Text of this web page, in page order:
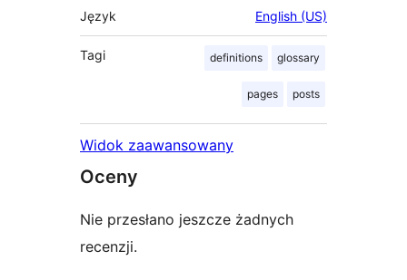
Język English (US)
Tagi definitions glossary
pages posts
Widok zaawansowany
Oceny
Nie przesłano jeszcze żadnych
recenzji.